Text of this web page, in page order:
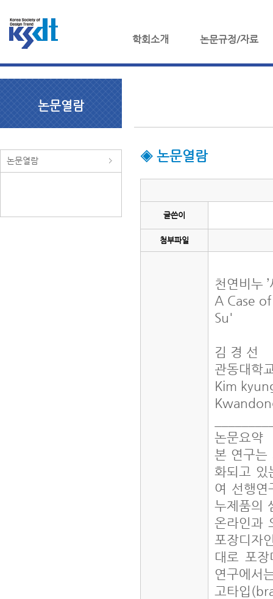
학회소개 논문규정/자료
논문열람
논문열람 ◈ 논문열람
글쓴이
첨부파일
천연비누
A Case
Su'
김 경 선
관동대학
Kim
논문요약
본 연구는
화되고 있
여 선행연
누제품의
온라인과
포장디자
대로 포
연구에서
고타입